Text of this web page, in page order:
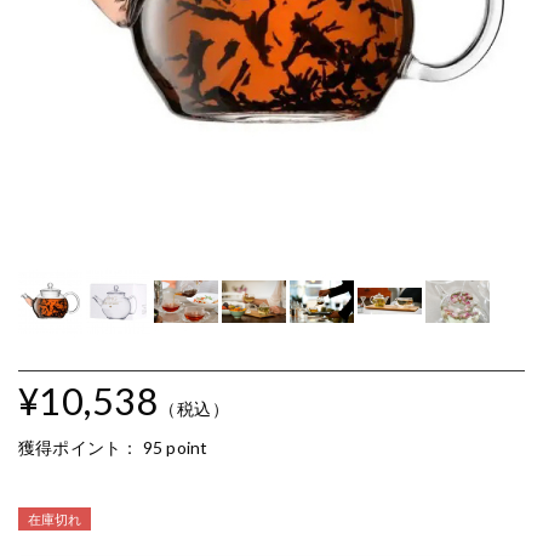
¥10,538 （税込）
獲得ポイント： 95 point
在庫切れ